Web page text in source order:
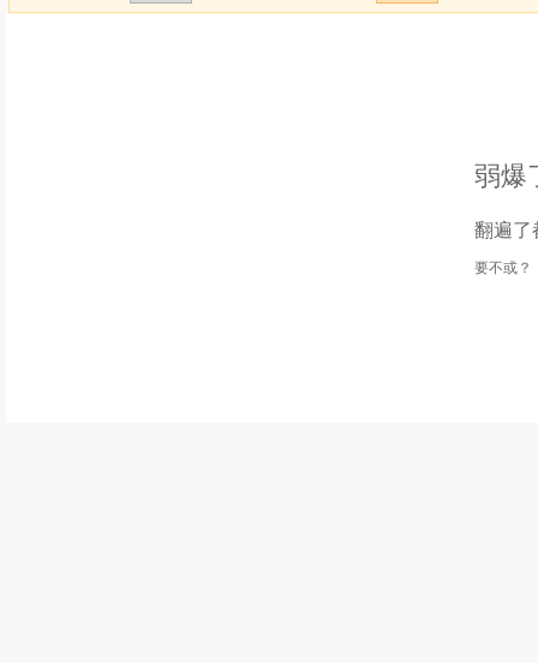
弱爆
翻遍了
要不或？